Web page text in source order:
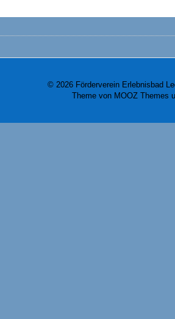
© 2026 Förderverein Erlebnisbad
Theme von MOOZ Themes